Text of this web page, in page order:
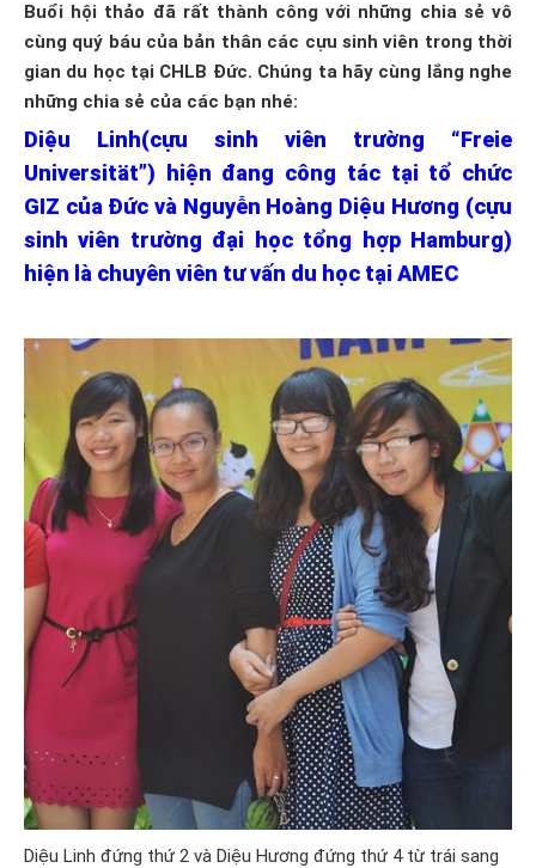
Buổi hội thảo đã rất thành công với những chia sẻ vô
cùng quý báu của bản thân các cựu sinh viên trong thời
gian du học tại CHLB Đức. Chúng ta hãy cùng lắng nghe
những chia sẻ của các bạn nhé:
Diệu Linh(cựu sinh viên trường “Freie
Universität”) hiện đang công tác tại tổ chức
GIZ của Đức và Nguyễn Hoàng Diệu Hương (cựu
sinh viên trường đại học tổng hợp Hamburg)
hiện là chuyên viên tư vấn du học tại AMEC
Diệu Linh đứng thứ 2 và Diệu Hương đứng thứ 4 từ trái sang